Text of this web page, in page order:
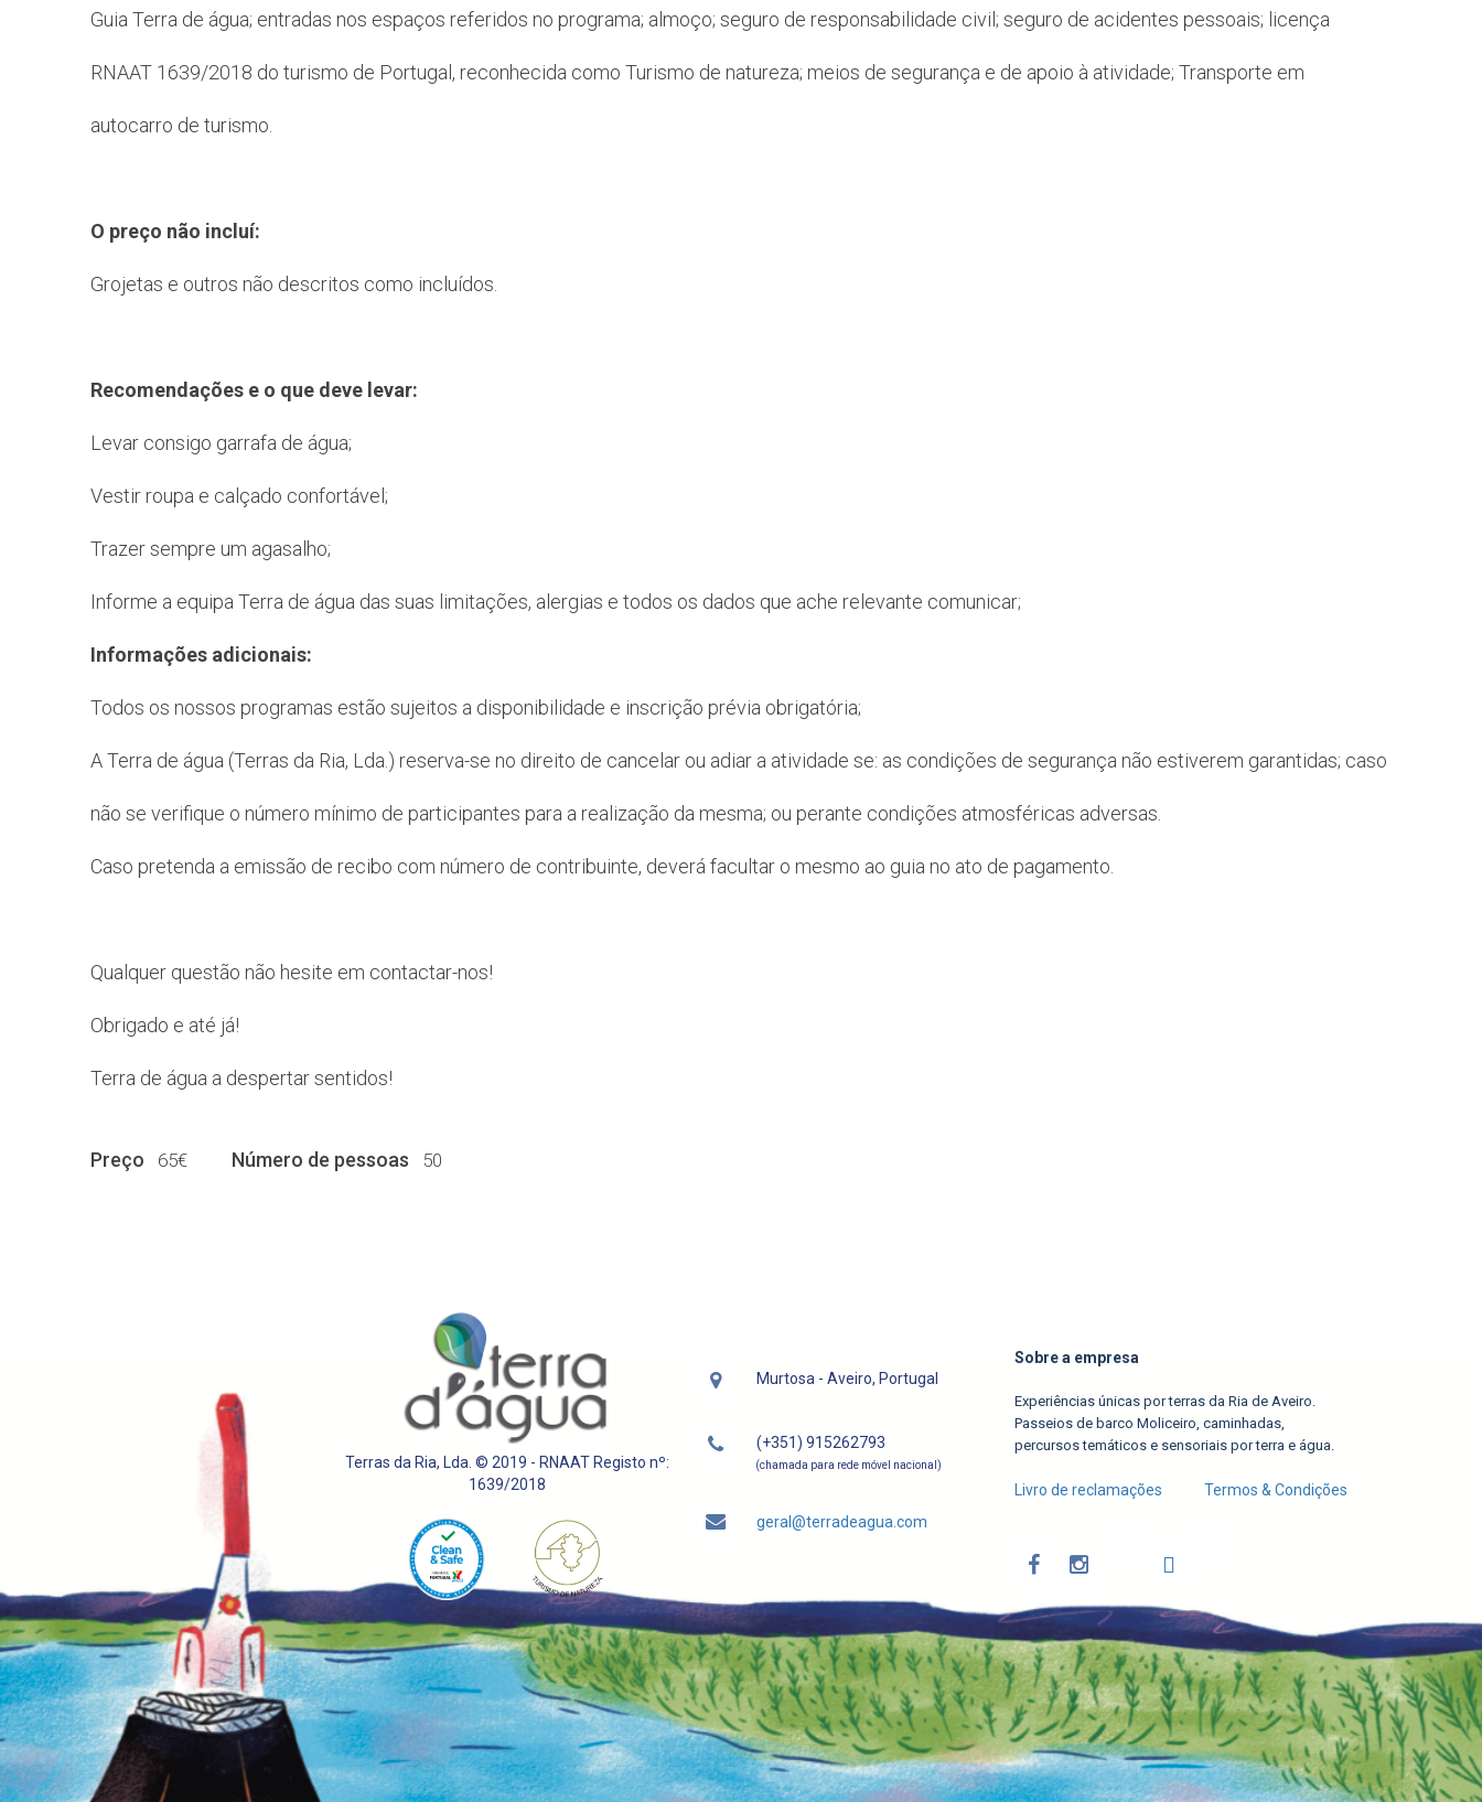
Guia Terra de água; entradas nos espaços referidos no programa; almoço; seguro de responsabilidade civil; seguro de acidentes pessoais; licença
RNAAT 1639/2018 do turismo de Portugal, reconhecida como Turismo de natureza; meios de segurança e de apoio à atividade; Transporte em
autocarro de turismo.
O preço não incluí:
Grojetas e outros não descritos como incluídos.
Recomendações e o que deve levar:
Levar consigo garrafa de água;
Vestir roupa e calçado confortável;
Trazer sempre um agasalho;
Informe a equipa Terra de água das suas limitações, alergias e todos os dados que ache relevante comunicar;
Informações adicionais:
Todos os nossos programas estão sujeitos a disponibilidade e inscrição prévia obrigatória;
A Terra de água (Terras da Ria, Lda.) reserva-se no direito de cancelar ou adiar a atividade se: as condições de segurança não estiverem garantidas; caso
não se verifique o número mínimo de participantes para a realização da mesma; ou perante condições atmosféricas adversas.
Caso pretenda a emissão de recibo com número de contribuinte, deverá facultar o mesmo ao guia no ato de pagamento.
Qualquer questão não hesite em contactar-nos!
Obrigado e até já!
Terra de água a despertar sentidos!
Preço 65€ Número de pessoas 50
Terras da Ria, Lda. © 2019 - RNAAT Registo nº:
1639/2018
Murtosa - Aveiro, Portugal
(+351) 915262793
(chamada para rede móvel nacional)
geral@terradeagua.com
Sobre a empresa
Experiências únicas por terras da Ria de Aveiro.
Passeios de barco Moliceiro, caminhadas,
percursos temáticos e sensoriais por terra e água.
Livro de reclamações Termos & Condições